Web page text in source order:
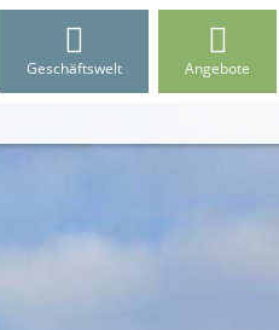
Geschäftswelt Angebote